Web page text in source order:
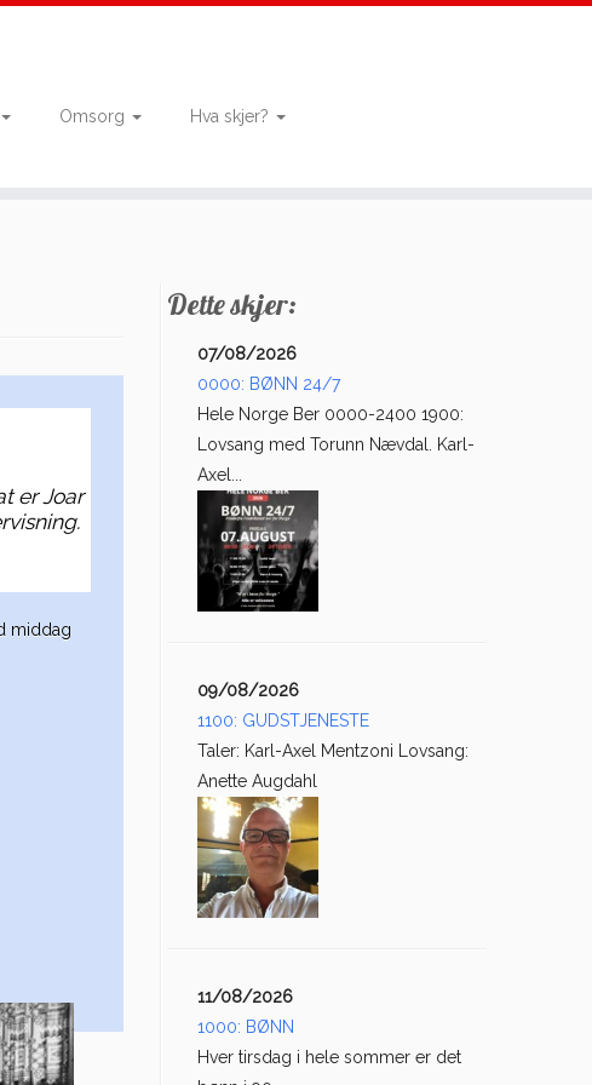
Omsorg
Hva skjer?
er Joar
middag
Dette skjer:
07/08/2026
0000: BØNN 24/7
Hele Norge Ber 0000-2400 1900:
Lovsang med Torunn Nævdal. Karl-
Axel...
09/08/2026
1100: GUDSTJENESTE
Taler: Karl-Axel Mentzoni Lovsang:
Anette Augdahl
11/08/2026
1000: BØNN
Hver tirsdag i hele sommer er det